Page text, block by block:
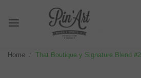
Home That Boutique y Signature Blend #2